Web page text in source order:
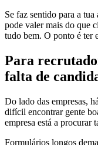
Se faz sentido para a
pode valer mais do que
tudo bem. O ponto é ter
Para
falta de
Do lado das empresas,
difícil encontrar gente
empresa está a procurar
Formulários longos